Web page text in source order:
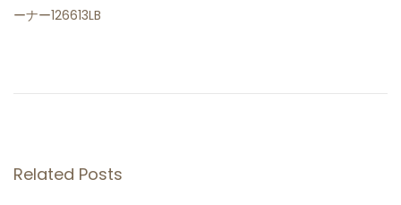
ーナー126613LB
ク
Related Posts